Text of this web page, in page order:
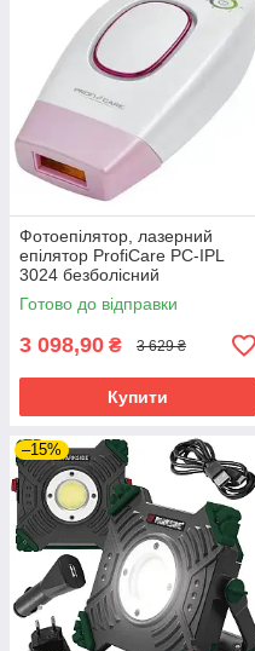
Фотоепілятор, лазерний
епілятор ProfiCare PC-IPL
3024 безболісний
Готово до відправки
3 098,90 ₴ 3 629 ₴
Купити
–15%